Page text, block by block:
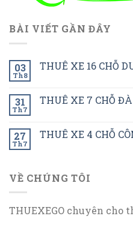
BÀI VIẾT GẦN ĐÂY
03
Th8
THUÊ XE 16 CHỖ
31
Th7
THUÊ XE 7 CHỖ
27
Th7
THUÊ XE 4 CHỖ
VỀ CHÚNG TÔI
THUEXEGO chuyên cho